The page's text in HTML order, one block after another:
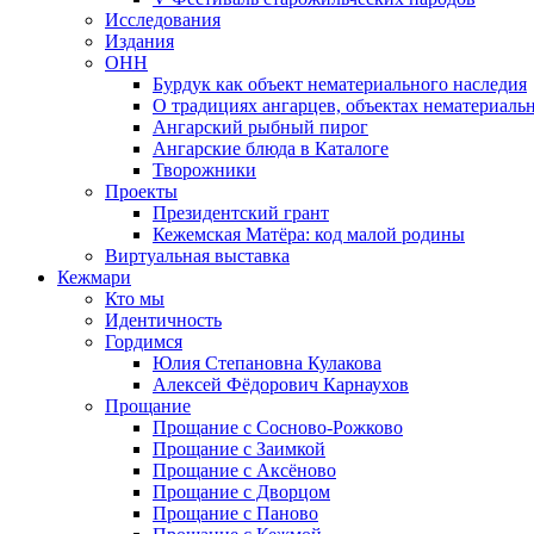
Исследования
Издания
ОНН
Бурдук как объект нематериального наследия
О традициях ангарцев, объектах
Ангарский рыбный пирог
Ангарские блюда в Каталоге
Творожники
Проекты
Президентский грант
Кежемская Матёра: код малой родины
Виртуальная выставка
Кежмари
Кто мы
Идентичность
Гордимся
Юлия Степановна Кулакова
Алексей Фёдорович Карнаухов
Прощание
Прощание с Сосново-Рожково
Прощание с Заимкой
Прощание с Аксёново
Прощание с Дворцом
Прощание с Паново